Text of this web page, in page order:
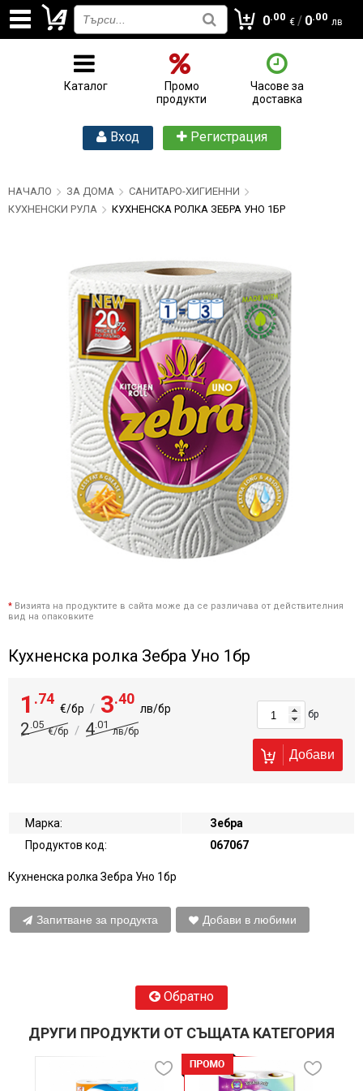
0.00 € / 0.00 лв
Каталог
Промо
продукти
Часове за
доставка
Вход Регистрация
НАЧАЛО ЗА ДОМА
САНИТАРО-ХИГИЕННИ
КУХНЕНСКИ РУЛА
КУХНЕНСКА РОЛКА ЗЕБРА УНО 1БР
* Визията на продуктите в сайта може да се различава от действителния
вид на опаковките
Кухненска ролка Зебра Уно 1бр
1 .74
€/бр / 3.40
лв/бр
2.05
€/бр / 4.01
лв/бр
бр
Добави
Марка:
Зебра
Продуктов код:
067067
Кухненска ролка Зебра Уно 1бр
Запитване за продукта Добави в любими
Обратно
ДРУГИ ПРОДУКТИ ОТ СЪЩАТА КАТЕГОРИЯ